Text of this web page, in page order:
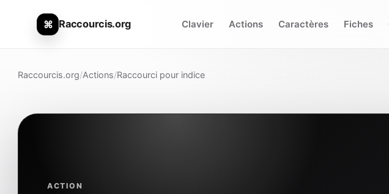
⌘ Raccourcis.org Clavier Actions Caractères Fiches
Raccourcis.org/Actions/Raccourci pour indice
ACTION